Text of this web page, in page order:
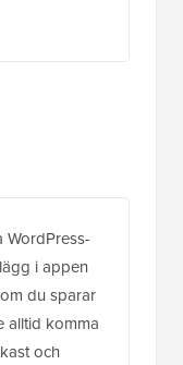
WordPress-
i appen
du sparar
alltid komma
och